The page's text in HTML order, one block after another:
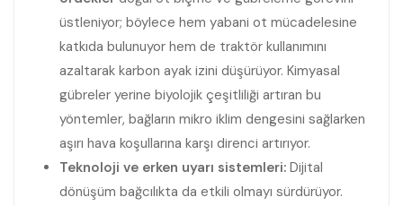
üstleniyor; böylece hem yabani ot mücadelesine
katkıda bulunuyor hem de traktör kullanımını
azaltarak karbon ayak izini düşürüyor. Kimyasal
gübreler yerine biyolojik çeşitliliği artıran bu
yöntemler, bağların mikro iklim dengesini sağlarken
aşırı hava koşullarına karşı direnci artırıyor.
Teknoloji ve erken uyarı sistemleri: Dijital
dönüşüm bağcılıkta da etkili olmayı sürdürüyor.